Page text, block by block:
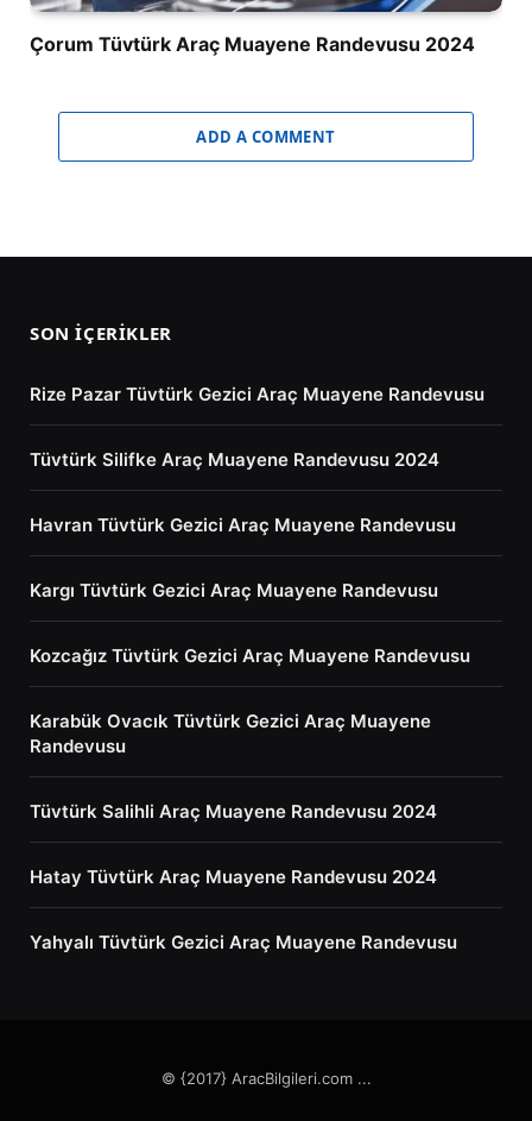
Çorum Tüvtürk Araç Muayene Randevusu 2024
ADD A COMMENT
SON İÇERIKLER
Rize Pazar Tüvtürk Gezici Araç Muayene Randevusu
Tüvtürk Silifke Araç Muayene Randevusu 2024
Havran Tüvtürk Gezici Araç Muayene Randevusu
Kargı Tüvtürk Gezici Araç Muayene Randevusu
Kozcağız Tüvtürk Gezici Araç Muayene Randevusu
Karabük Ovacık Tüvtürk Gezici Araç Muayene
Randevusu
Tüvtürk Salihli Araç Muayene Randevusu 2024
Hatay Tüvtürk Araç Muayene Randevusu 2024
Yahyalı Tüvtürk Gezici Araç Muayene Randevusu
© {2017} AracBilgileri.com ...